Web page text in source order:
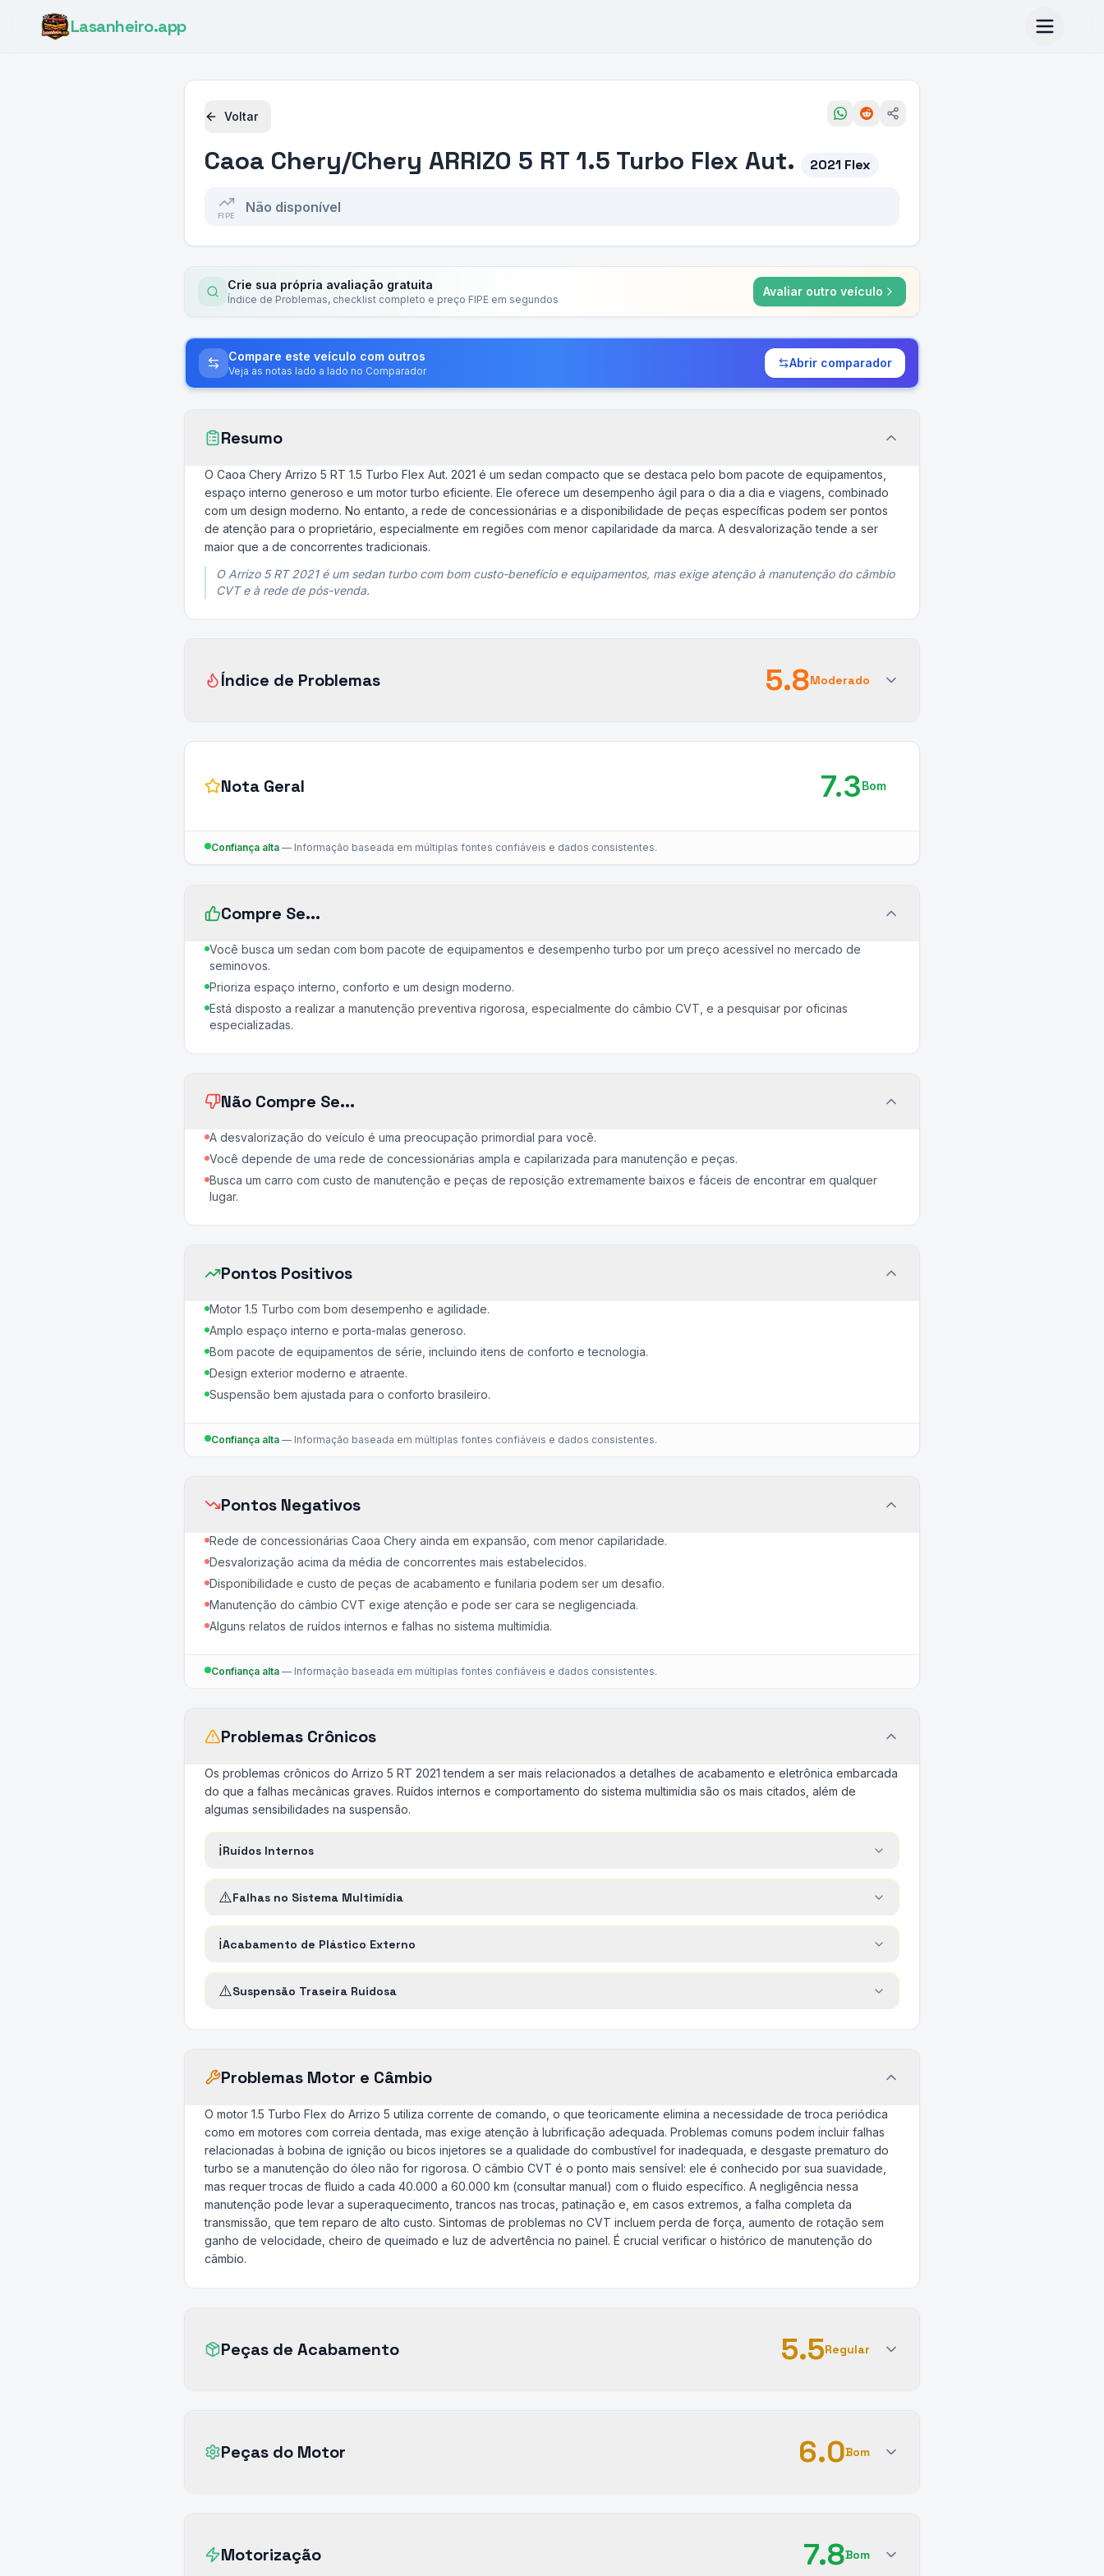
Lasanheiro.app
Voltar
Caoa Chery/Chery ARRIZO 5 RT 1.5 Turbo Flex Aut. 2021 Flex
FIPE
Não disponível
Crie sua própria avaliação gratuita
Índice de Problemas, checklist completo e preço FIPE em segundos
Avaliar outro veículo
Compare este veículo com outros
Veja as notas lado a lado no Comparador
Abrir comparador
Resumo
O Caoa Chery Arrizo 5 RT 1.5 Turbo Flex Aut. 2021 é um sedan compacto que se destaca pelo bom pacote de equipamentos,
espaço interno generoso e um motor turbo eficiente. Ele oferece um desempenho ágil para o dia a dia e viagens, combinado
com um design moderno. No entanto, a rede de concessionárias e a disponibilidade de peças específicas podem ser pontos
de atenção para o proprietário, especialmente em regiões com menor capilaridade da marca. A desvalorização tende a ser
maior que a de concorrentes tradicionais.
O Arrizo 5 RT 2021 é um sedan turbo com bom custo-benefício e equipamentos, mas exige atenção à manutenção do câmbio
CVT e à rede de pós-venda.
Índice de Problemas 5.8Moderado
Nota Geral 7.3Bom
Confiança alta — Informação baseada em múltiplas fontes confiáveis e dados consistentes.
Compre Se...
Você busca um sedan com bom pacote de equipamentos e desempenho turbo por um preço acessível no mercado de
seminovos.
Prioriza espaço interno, conforto e um design moderno.
Está disposto a realizar a manutenção preventiva rigorosa, especialmente do câmbio CVT, e a pesquisar por oficinas
especializadas.
Não Compre Se...
A desvalorização do veículo é uma preocupação primordial para você.
Você depende de uma rede de concessionárias ampla e capilarizada para manutenção e peças.
Busca um carro com custo de manutenção e peças de reposição extremamente baixos e fáceis de encontrar em qualquer
lugar.
Pontos Positivos
Motor 1.5 Turbo com bom desempenho e agilidade.
Amplo espaço interno e porta-malas generoso.
Bom pacote de equipamentos de série, incluindo itens de conforto e tecnologia.
Design exterior moderno e atraente.
Suspensão bem ajustada para o conforto brasileiro.
Confiança alta — Informação baseada em múltiplas fontes confiáveis e dados consistentes.
Pontos Negativos
Rede de concessionárias Caoa Chery ainda em expansão, com menor capilaridade.
Desvalorização acima da média de concorrentes mais estabelecidos.
Disponibilidade e custo de peças de acabamento e funilaria podem ser um desafio.
Manutenção do câmbio CVT exige atenção e pode ser cara se negligenciada.
Alguns relatos de ruídos internos e falhas no sistema multimídia.
Confiança alta — Informação baseada em múltiplas fontes confiáveis e dados consistentes.
Problemas Crônicos
Os problemas crônicos do Arrizo 5 RT 2021 tendem a ser mais relacionados a detalhes de acabamento e eletrônica embarcada
do que a falhas mecânicas graves. Ruídos internos e comportamento do sistema multimídia são os mais citados, além de
algumas sensibilidades na suspensão.
ℹ️Ruídos Internos
⚠️Falhas no Sistema Multimídia
ℹ️Acabamento de Plástico Externo
⚠️Suspensão Traseira Ruidosa
Problemas Motor e Câmbio
O motor 1.5 Turbo Flex do Arrizo 5 utiliza corrente de comando, o que teoricamente elimina a necessidade de troca periódica
como em motores com correia dentada, mas exige atenção à lubrificação adequada. Problemas comuns podem incluir falhas
relacionadas à bobina de ignição ou bicos injetores se a qualidade do combustível for inadequada, e desgaste prematuro do
turbo se a manutenção do óleo não for rigorosa. O câmbio CVT é o ponto mais sensível: ele é conhecido por sua suavidade,
mas requer trocas de fluido a cada 40.000 a 60.000 km (consultar manual) com o fluido específico. A negligência nessa
manutenção pode levar a superaquecimento, trancos nas trocas, patinação e, em casos extremos, a falha completa da
transmissão, que tem reparo de alto custo. Sintomas de problemas no CVT incluem perda de força, aumento de rotação sem
ganho de velocidade, cheiro de queimado e luz de advertência no painel. É crucial verificar o histórico de manutenção do
câmbio.
Peças de Acabamento 5.5Regular
Peças do Motor 6.0Bom
Motorização 7.8Bom